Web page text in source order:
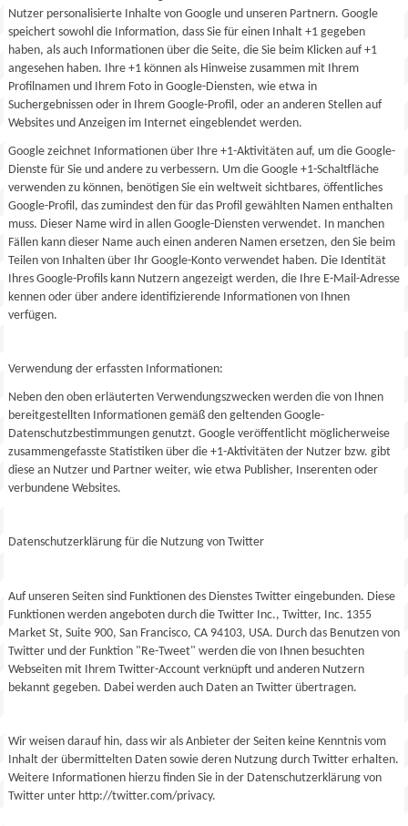
Nutzer personalisierte Inhalte von Google und unseren Partnern. Google
speichert sowohl die Information, dass Sie für einen Inhalt +1 gegeben
haben, als auch Informationen über die Seite, die Sie beim Klicken auf +1
angesehen haben. Ihre +1 können als Hinweise zusammen mit Ihrem
Profilnamen und Ihrem Foto in Google-Diensten, wie etwa in
Suchergebnissen oder in Ihrem Google-Profil, oder an anderen Stellen auf
Websites und Anzeigen im Internet eingeblendet werden.
Google zeichnet Informationen über Ihre +1-Aktivitäten auf, um die Google-
Dienste für Sie und andere zu verbessern. Um die Google +1-Schaltfläche
verwenden zu können, benötigen Sie ein weltweit sichtbares, öffentliches
Google-Profil, das zumindest den für das Profil gewählten Namen enthalten
muss. Dieser Name wird in allen Google-Diensten verwendet. In manchen
Fällen kann dieser Name auch einen anderen Namen ersetzen, den Sie beim
Teilen von Inhalten über Ihr Google-Konto verwendet haben. Die Identität
Ihres Google-Profils kann Nutzern angezeigt werden, die Ihre E-Mail-Adresse
kennen oder über andere identifizierende Informationen von Ihnen
verfügen.
Verwendung der erfassten Informationen:
Neben den oben erläuterten Verwendungszwecken werden die von Ihnen
bereitgestellten Informationen gemäß den geltenden Google-
Datenschutzbestimmungen genutzt. Google veröffentlicht möglicherweise
zusammengefasste Statistiken über die +1-Aktivitäten der Nutzer bzw. gibt
diese an Nutzer und Partner weiter, wie etwa Publisher, Inserenten oder
verbundene Websites.
Datenschutzerklärung für die Nutzung von Twitter
Auf unseren Seiten sind Funktionen des Dienstes Twitter eingebunden. Diese
Funktionen werden angeboten durch die Twitter Inc., Twitter, Inc. 1355
Market St, Suite 900, San Francisco, CA 94103, USA. Durch das Benutzen von
Twitter und der Funktion "Re-Tweet" werden die von Ihnen besuchten
Webseiten mit Ihrem Twitter-Account verknüpft und anderen Nutzern
bekannt gegeben. Dabei werden auch Daten an Twitter übertragen.
Wir weisen darauf hin, dass wir als Anbieter der Seiten keine Kenntnis vom
Inhalt der übermittelten Daten sowie deren Nutzung durch Twitter erhalten.
Weitere Informationen hierzu finden Sie in der Datenschutzerklärung von
Twitter unter http://twitter.com/privacy.